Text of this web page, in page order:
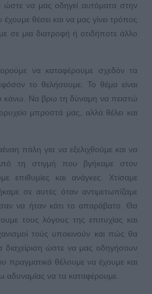
ώστε να μας οδηγεί αυτόματα στην
θέσει και να μας γίνει τρόπος
σε μια διατροφή ή οτιδήποτε άλλο
να καταφέρουμε σχεδόν τα
το θελήσουμε. Το θέμα είναι
κάνω. Να βρω τη δύναμη να πειστώ
μπροστά μας, αλλά θέλει και
πάλη για να εξελιχθούμε και να
τη στιγμή που βγήκαμε στον
επιθυμίες και ανάγκες. Χτίσαμε
σε αυτές όταν αντιμετωπίζαμε
να ήταν κάτι το απαράβατο. Θα
τους λόγους της επιτυχίας και
τούς υποκινούν και πώς θα
διαχείριση ώστε να μας οδηγήσουν
πραγματικά θέλουμε να έχουμε και
αδυναμίας να τα καταφέρουμε.